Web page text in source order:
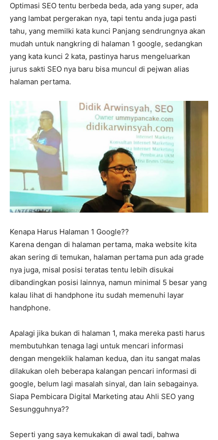
Optimasi SEO tentu berbeda beda, ada yang super, ada
yang lambat pergerakan nya, tapi tentu anda juga pasti
tahu, yang memilki kata kunci Panjang sendrungnya akan
mudah untuk nangkring di halaman 1 google, sedangkan
yang kata kunci 2 kata, pastinya harus mengeluarkan
jurus sakti SEO nya baru bisa muncul di pejwan alias
halaman pertama.
Kenapa Harus Halaman 1 Google??
Karena dengan di halaman pertama, maka website kita
akan sering di temukan, halaman pertama pun ada grade
nya juga, misal posisi teratas tentu lebih disukai
dibandingkan posisi lainnya, namun minimal 5 besar yang
kalau lihat di handphone itu sudah memenuhi layar
handphone.
Apalagi jika bukan di halaman 1, maka mereka pasti harus
membutuhkan tenaga lagi untuk mencari informasi
dengan mengeklik halaman kedua, dan itu sangat malas
dilakukan oleh beberapa kalangan pencari informasi di
google, belum lagi masalah sinyal, dan lain sebagainya.
Siapa Pembicara Digital Marketing atau Ahli SEO yang
Sesungguhnya??
Seperti yang saya kemukakan di awal tadi, bahwa